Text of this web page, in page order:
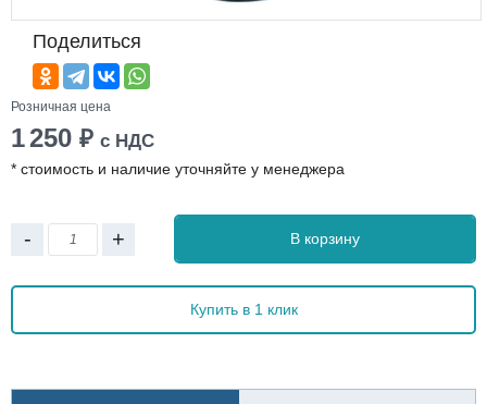
Поделиться
Розничная цена
1 250 ₽ с НДС
* стоимость и наличие уточняйте у менеджера
- + В корзину
Купить в 1 клик